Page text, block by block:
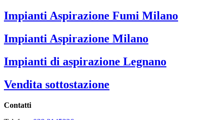
Impianti Aspirazione Fumi Milano
Impianti Aspirazione Milano
Impianti di aspirazione Legnano
Vendita sottostazione
Contatti